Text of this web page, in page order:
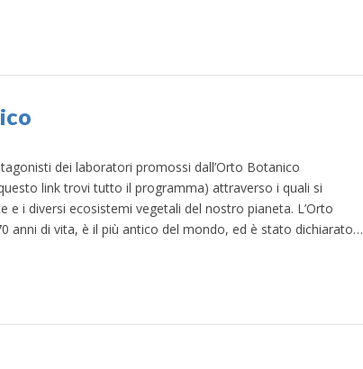
dei laboratori promossi dall’Orto Botanico
link trovi tutto il programma) attraverso i quali si
e i diversi ecosistemi vegetali del nostro pianeta. L’Orto
anni di vita, è il più antico del mondo, ed è stato dichiarato…